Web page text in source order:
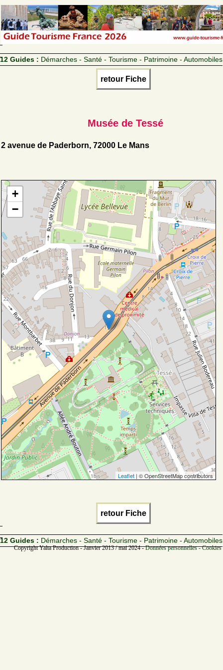
12 Guides : Démarches - Santé - Tourisme - Patrimoine - Automobiles
retour Fiche
Musée de Tessé
2 avenue de Paderborn, 72000 Le Mans
+
−
Leaflet | © OpenStreetMap contributors
retour Fiche
12 Guides : Démarches - Santé - Tourisme - Patrimoine - Automobiles
Copyright Yalta Production - Janvier 2013 / mai 2024 -Données personnelles -